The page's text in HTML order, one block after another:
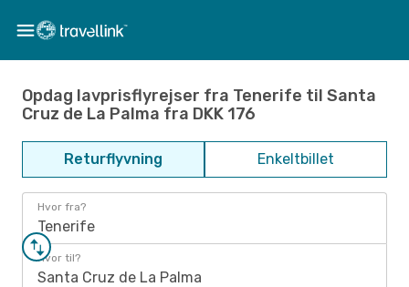
Opdag lavprisflyrejser fra Tenerife til Santa
Cruz de La Palma fra DKK 176
Returflyvning Enkeltbillet
Hvor fra?
Tenerife
Hvor til?
Santa Cruz de La Palma